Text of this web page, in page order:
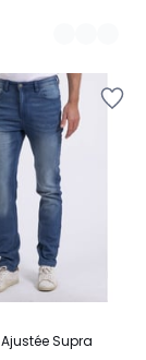
Supra